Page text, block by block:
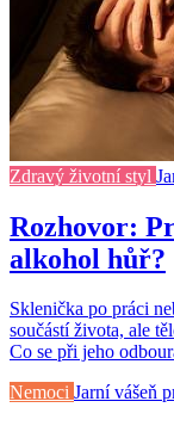
Zdravý životní styl
Rozhovor:
alkohol hůř?
Sklenička po práci
součástí života, ale
Co se při jeho
Nemoci Jarní vášeň